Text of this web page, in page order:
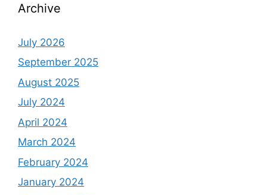
Archive
July 2026
September 2025
August 2025
July 2024
April 2024
March 2024
February 2024
January 2024